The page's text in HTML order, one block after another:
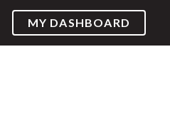
MY DASHBOARD